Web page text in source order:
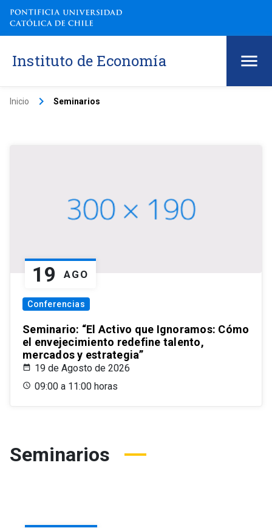
Instituto de Economía
Inicio keyboard_arrow_right Seminarios
19 AGO
Conferencias
Seminario: “El Activo que Ignoramos: Cómo
el envejecimiento redefine talento,
mercados y estrategia”
19 de Agosto de 2026
09:00 a 11:00 horas
Seminarios